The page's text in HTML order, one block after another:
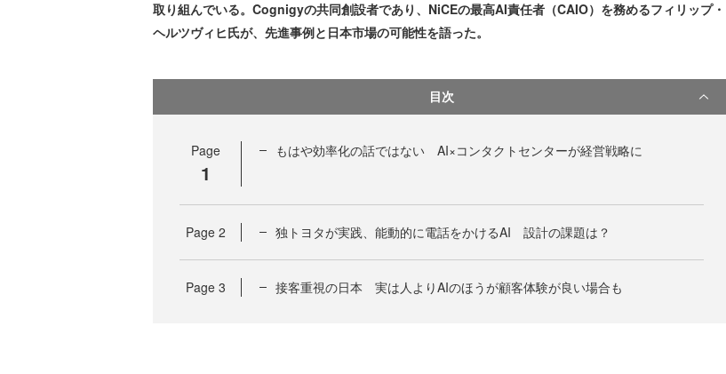
取り組んでいる。Cognigyの共同創設者であり、NiCEの最高AI責任者（CAIO）を務めるフィリップ・
ヘルツヴィヒ氏が、先進事例と日本市場の可能性を語った。
目次
Page
1
もはや効率化の話ではない AI×コンタクトセンターが経営戦略に
Page 2 独トヨタが実践、能動的に電話をかけるAI 設計の課題は？
Page 3 接客重視の日本 実は人よりAIのほうが顧客体験が良い場合も